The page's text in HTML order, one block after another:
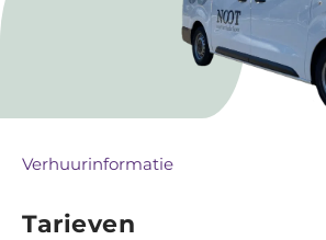
Over ons
Verhuurinformatie
Tarieven